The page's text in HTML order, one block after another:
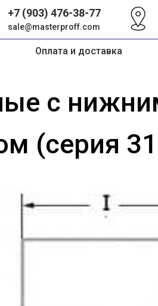
+7 (903) 476-38-77
sale@masterproff.com
Оплата и доставка
с
(серия